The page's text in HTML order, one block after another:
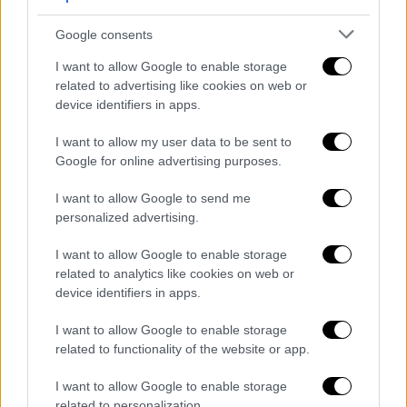
Google consents
I want to allow Google to enable storage
related to advertising like cookies on web or
device identifiers in apps.
I want to allow my user data to be sent to
Google for online advertising purposes.
I want to allow Google to send me
personalized advertising.
I want to allow Google to enable storage
related to analytics like cookies on web or
device identifiers in apps.
I want to allow Google to enable storage
related to functionality of the website or app.
I want to allow Google to enable storage
που θα ακολουθήσει η Τουρκία, τότε η
Ελλάδα είναι έτοιμη να συζητήσει.